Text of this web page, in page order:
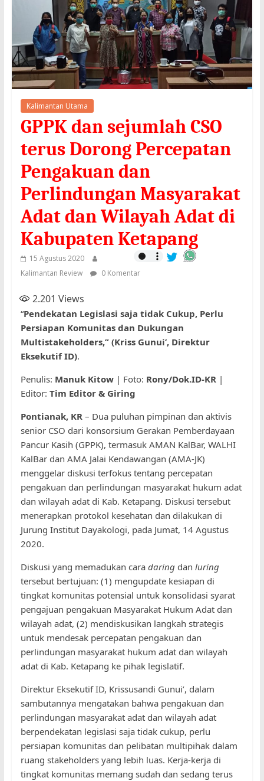
Kalimantan Utama
GPPK dan sejumlah CSO
terus Dorong Percepatan
Pengakuan dan
Perlindungan Masyarakat
Adat dan Wilayah Adat di
Kabupaten Ketapang
15 Agustus 2020
Kalimantan Review
0 Komentar
2.201 Views
“Pendekatan Legislasi saja tidak Cukup, Perlu
Persiapan Komunitas dan Dukungan
Multistakeholders,” (Kriss Gunui’, Direktur
Eksekutif ID).
Penulis: Manuk Kitow| Foto: Rony/Dok.ID-KR|
Editor: Tim Editor & Giring
Pontianak, KR– Dua puluhan pimpinan dan aktivis
senior CSO dari konsorsium Gerakan Pemberdayaan
Pancur Kasih (GPPK), termasuk AMAN KalBar, WALHI
KalBar dan AMA Jalai Kendawangan (AMA-JK)
menggelar diskusi terfokus tentang percepatan
pengakuan dan perlindungan masyarakat hukum adat
dan wilayah adat di Kab. Ketapang. Diskusi tersebut
menerapkan protokol kesehatan dan dilakukan di
Jurung Institut Dayakologi, pada Jumat, 14 Agustus
2020.
Diskusi yang memadukan cara daringdan luring
tersebut bertujuan: (1) mengupdate kesiapan di
tingkat komunitas potensial untuk konsolidasi syarat
pengajuan pengakuan Masyarakat Hukum Adat dan
wilayah adat, (2) mendiskusikan langkah strategis
untuk mendesak percepatan pengakuan dan
perlindungan masyarakat hukum adat dan wilayah
adat di Kab. Ketapang ke pihak legislatif.
Direktur Eksekutif ID, Krissusandi Gunui’, dalam
sambutannya mengatakan bahwa pengakuan dan
perlindungan masyarakat adat dan wilayah adat
berpendekatan legislasi saja tidak cukup, perlu
persiapan komunitas dan pelibatan multipihak dalam
ruang stakeholders yang lebih luas. Kerja-kerja di
tingkat komunitas memang sudah dan sedang terus